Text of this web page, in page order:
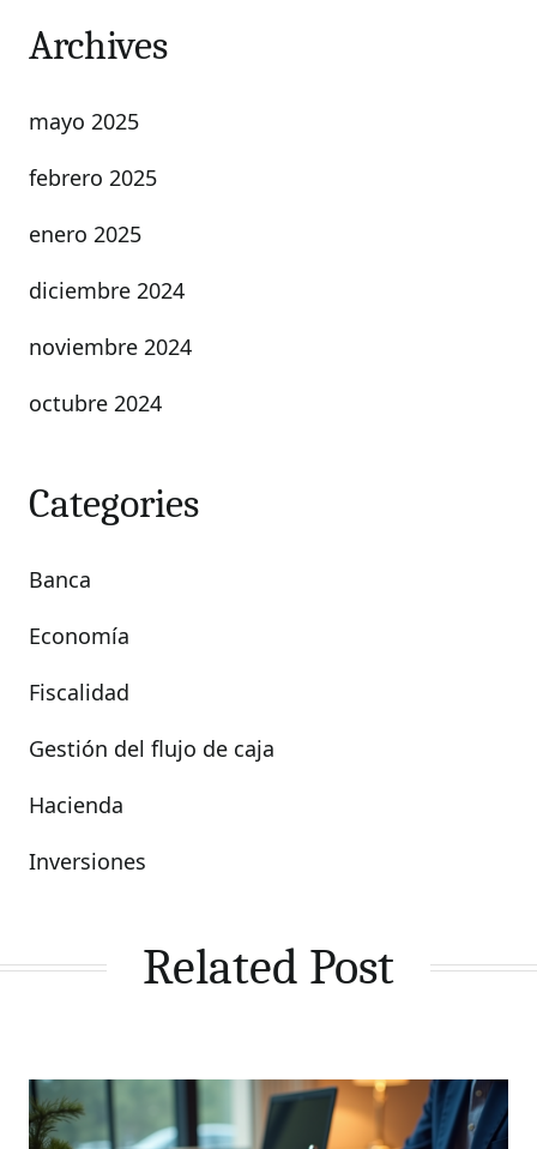
Archives
mayo 2025
febrero 2025
enero 2025
diciembre 2024
noviembre 2024
octubre 2024
Categories
Banca
Economía
Fiscalidad
Gestión del flujo de caja
Hacienda
Inversiones
Related Post